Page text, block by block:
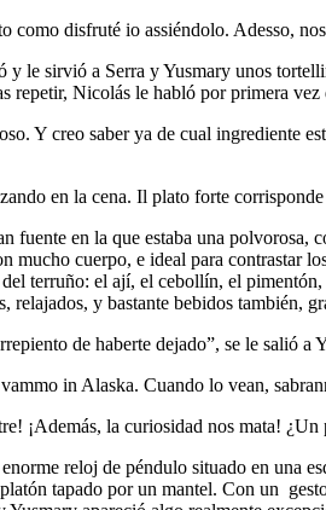
como disfruté io assiéndolo. Adesso,
y le sirvió a Serra y Yusmary unos
repetir, Nicolás le habló por primera
Y creo saber ya de cual ingrediente
en la cena. Il plato forte
fuente en la que estaba una
mucho cuerpo, e ideal para contrastar
terruño: el ají, el cebollín, el
relajados, y bastante bebidos también,
de haberte dejado”, se le salió
in Alaska. Cuando lo vean,
¡Además, la curiosidad nos mata!
reloj de péndulo situado en una
tapado por un mantel. Con un